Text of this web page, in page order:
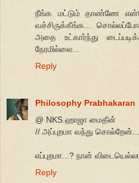
நீங்க மட்டும் தாண்ணே
வச்சிருக்கீங்க...
அதை உட்கார்ந்து
நேரமில்லை...
Reply
Philosophy Prabhakaran
@ NKS.ஹாஜா மைதீன்
// அப்புறமா வந்து
எப்புறமா...? நான்
Reply